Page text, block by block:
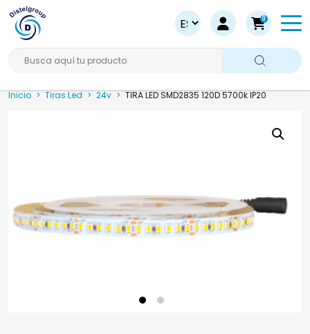
0
Busca aquí tu producto
Inicio > Tiras Led > 24v > TIRA LED SMD2835 120D 5700k IP20